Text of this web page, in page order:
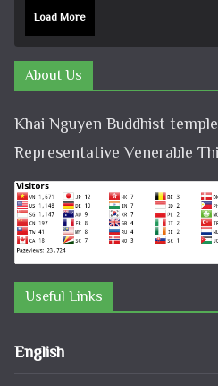
Load More
About Us
Khai Nguyen Buddhist temple
Representative Venerable
Useful Links
English